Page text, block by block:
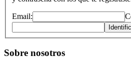
Email:
Sobre nosotros